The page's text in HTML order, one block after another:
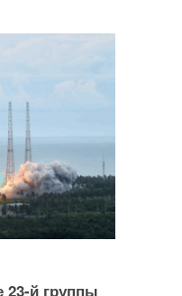
23-й группы